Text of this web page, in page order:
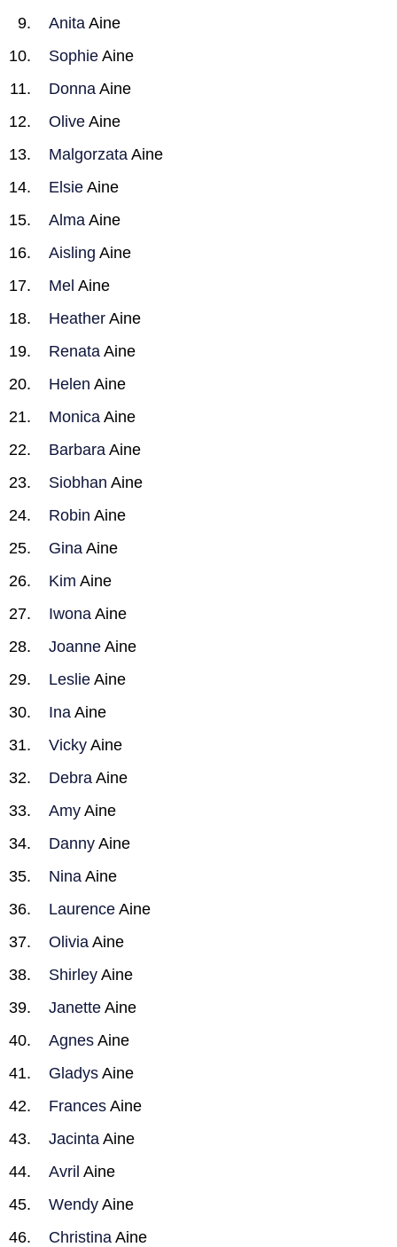
Anita Aine
Sophie Aine
Donna Aine
Olive Aine
Malgorzata Aine
Elsie Aine
Alma Aine
Aisling Aine
Mel Aine
Heather Aine
Renata Aine
Helen Aine
Monica Aine
Barbara Aine
Siobhan Aine
Robin Aine
Gina Aine
Kim Aine
Iwona Aine
Joanne Aine
Leslie Aine
Ina Aine
Vicky Aine
Debra Aine
Amy Aine
Danny Aine
Nina Aine
Laurence Aine
Olivia Aine
Shirley Aine
Janette Aine
Agnes Aine
Gladys Aine
Frances Aine
Jacinta Aine
Avril Aine
Wendy Aine
Christina Aine